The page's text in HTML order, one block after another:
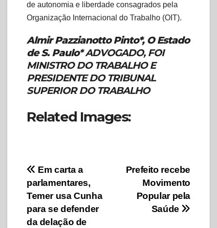
de autonomia e liberdade consagrados pela
Organização Internacional do Trabalho (OIT).
Almir Pazzianotto Pinto*, O Estado
de S. Paulo* ADVOGADO, FOI
MINISTRO DO TRABALHO E
PRESIDENTE DO TRIBUNAL
SUPERIOR DO TRABALHO
Related Images:
Navegação
de
Post
Prefeito recebe
Movimento
Popular pela
Saúde
Em carta a
parlamentares,
Temer usa Cunha
para se defender
da delação de